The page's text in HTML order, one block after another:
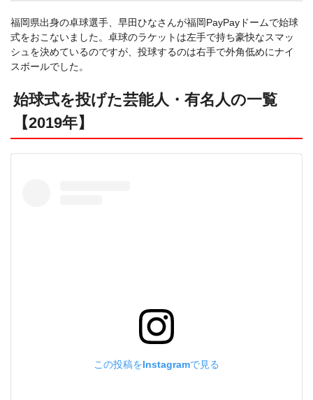
福岡県出身の卓球選手、早田ひなさんが福岡PayPayドームで始球
式をおこないました。卓球のラケットは左手で持ち豪快なスマッ
シュを決めているのですが、投球するのは右手で外角低めにナイ
スボールでした。
始球式を投げた芸能人・有名人の一覧
【2019年】
この投稿をInstagramで見る